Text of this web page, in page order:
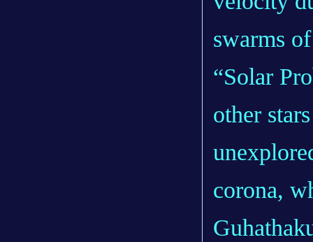
swarms
“Solar
other
corona,